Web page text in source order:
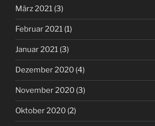
März 2021 (3)
Februar 2021 (1)
Januar 2021 (3)
Dezember 2020 (4)
November 2020 (3)
Oktober 2020 (2)